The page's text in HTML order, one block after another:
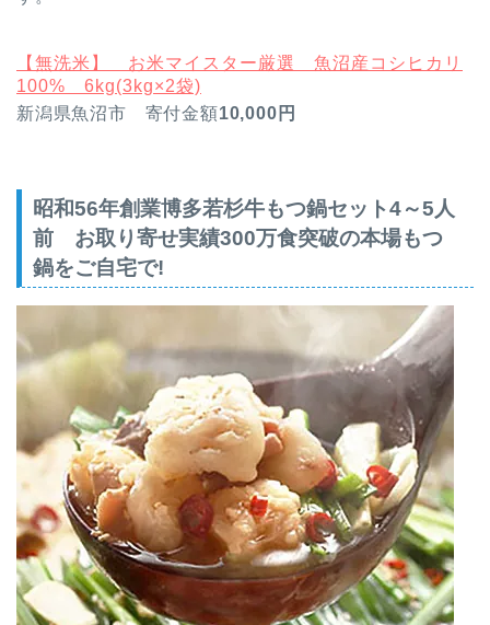
【無洗米】 お米マイスター厳選 魚沼産コシヒカリ
100% 6kg(3kg×2袋)
新潟県魚沼市 寄付金額10,000円
昭和56年創業博多若杉牛もつ鍋セット4～5人
前 お取り寄せ実績300万食突破の本場もつ
鍋をご自宅で!